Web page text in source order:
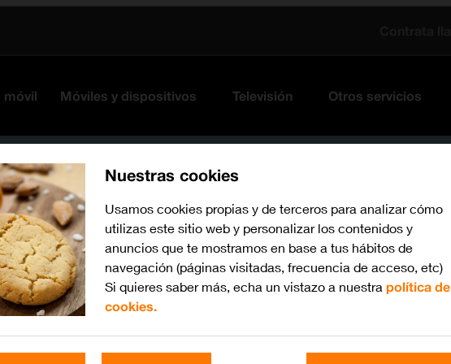
móvil Móviles y dispositivos Televisión Otros servicios
Nuestras cookies
Usamos cookies propias y de terceros para analizar cómo
utilizas este sitio web y personalizar los contenidos y
anuncios que te mostramos en base a tus hábitos de
navegación (páginas visitadas, frecuencia de acceso, etc)
Si quieres saber más, echa un vistazo a nuestra política de
cookies.